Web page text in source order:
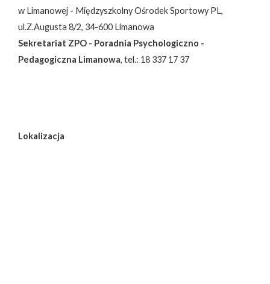
w Limanowej - Międzyszkolny Ośrodek Sportowy PL,
ul.Z.Augusta 8/2, 34-600 Limanowa
Sekretariat ZPO - Poradnia Psychologiczno -
Pedagogiczna Limanowa, tel.: 18 337 17 37
Lokalizacja